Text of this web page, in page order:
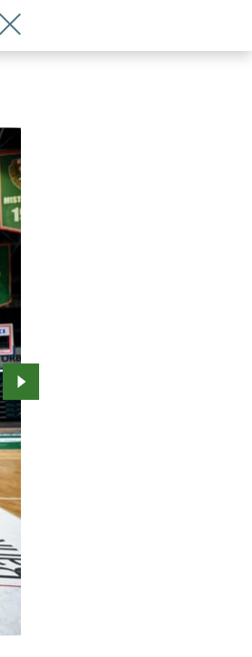
Wróć do artykułu Nowy trener Śląska
Przejdź do kolejnego zdjęcia.